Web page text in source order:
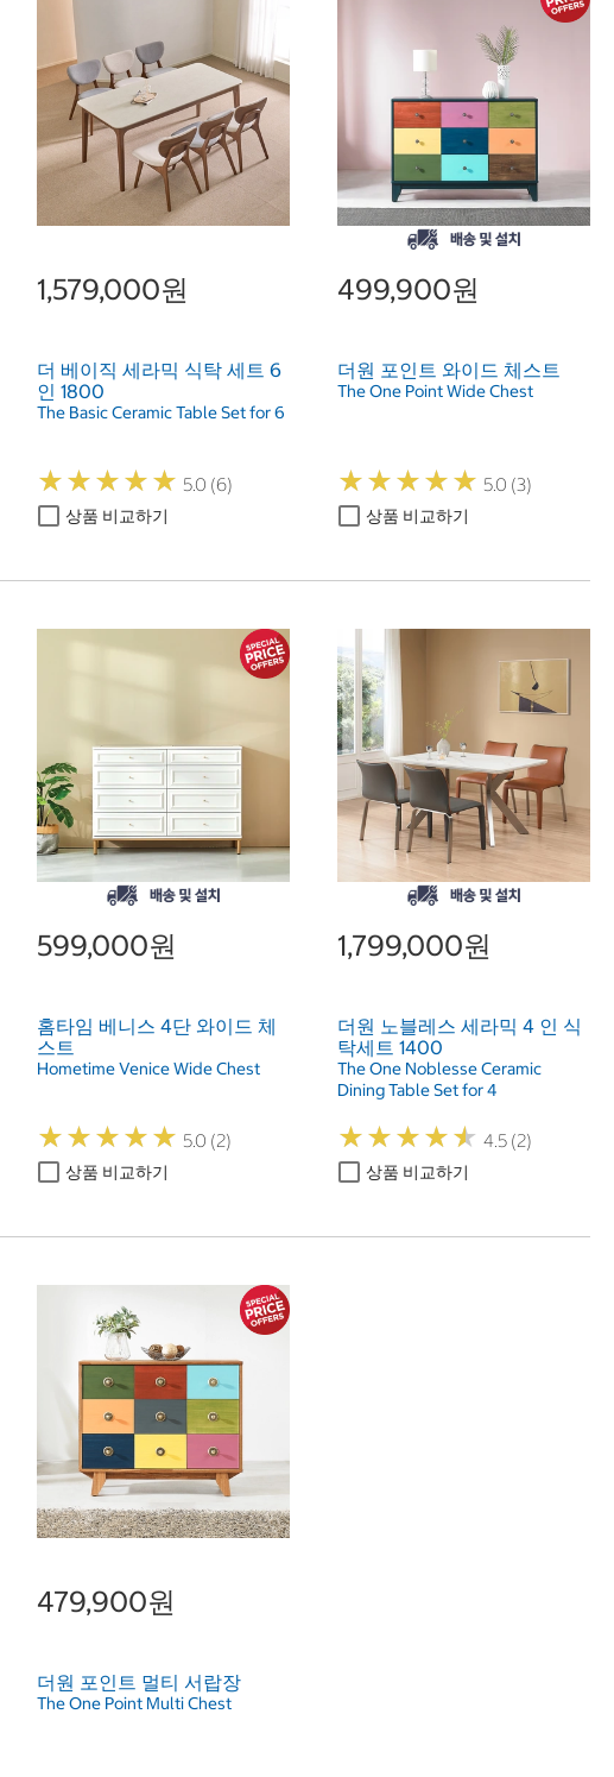
1,579,000원
더 베이직 세라믹 식탁 세트 6
인 1800
The Basic Ceramic Table Set for 6
★★★★★
★★★★★ 5.0 (6)
상품 비교하기
499,900원
더원 포인트 와이드 체스트
The One Point Wide Chest
★★★★★
★★★★★ 5.0 (3)
상품 비교하기
599,000원
홈타임 베니스 4단 와이드 체
스트
Hometime Venice Wide Chest
★★★★★
★★★★★ 5.0 (2)
상품 비교하기
1,799,000원
더원 노블레스 세라믹 4 인 식
탁세트 1400
The One Noblesse Ceramic
Dining Table Set for 4
★★★★★
★★★★★ 4.5 (2)
상품 비교하기
479,900원
더원 포인트 멀티 서랍장
The One Point Multi Chest